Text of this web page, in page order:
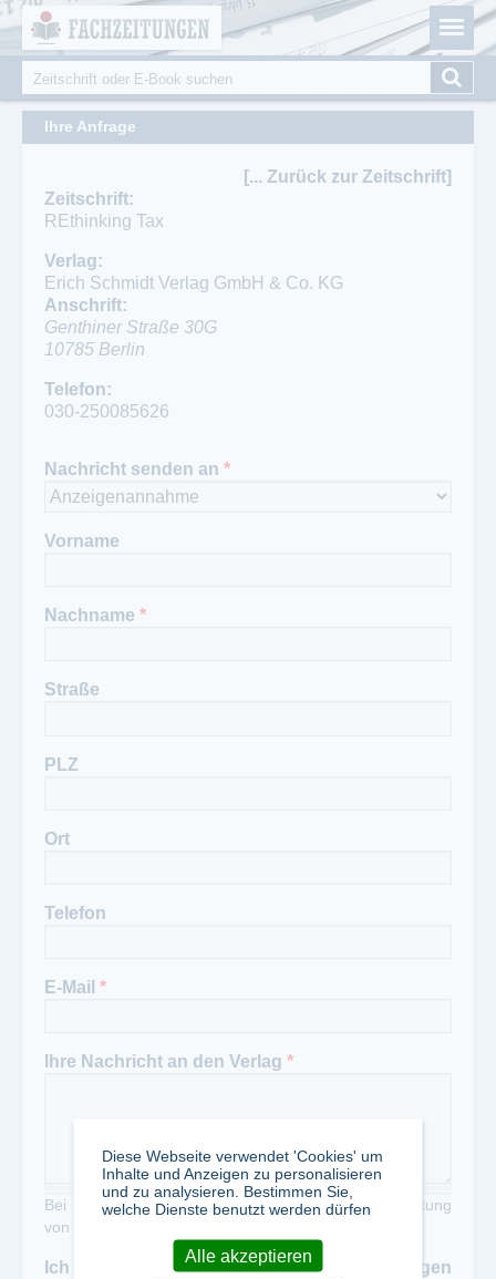
Fachzeitungen.de - Das unabhängige Portal für
Fachmagazine Fachpublikationen & eBooks
Suchformular
Suche
Ihre Anfrage
[... Zurück zur Zeitschrift]
Zeitschrift:
REthinking Tax
Verlag:
Erich Schmidt Verlag GmbH & Co. KG
Anschrift:
Genthiner Straße 30G
10785 Berlin
Ansprechpartner:
Christiane Bowinkelmann
Fax:
030/25 00 85 - 870
Telefon:
030-250085626
Nachricht senden an *
Vorname
Nachname *
Straße
PLZ
Ort
Telefon
E-Mail *
Ihre Nachricht an den Verlag *
Bei Zweckentfremdung unseres Portals zur Verbreitung
von Werbung erheben wir eine Gebühr von 50,- €
Ich habe die Datenschutzbestimmungen
Cookie-Einstellungen
Diese Webseite verwendet 'Cookies' um
Inhalte und Anzeigen zu personalisieren
und zu analysieren. Bestimmen Sie,
welche Dienste benutzt werden dürfen
Alle akzeptieren